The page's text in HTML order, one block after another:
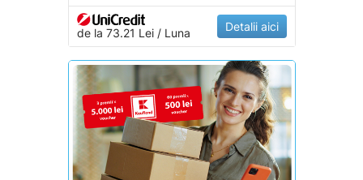
de la 73.21 Lei / Luna Detalii aici